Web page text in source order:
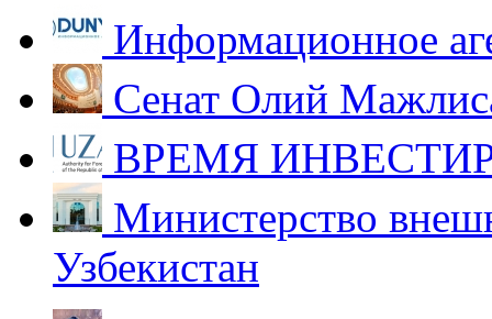
Информационное
Сенат Олий
ВРЕМЯ
Министерство
Узбекистан